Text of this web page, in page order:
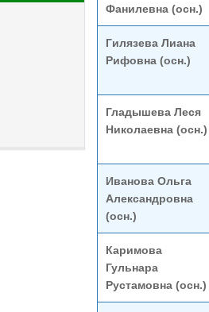
Фанилевна (осн.)
Гилязева Лиана
Рифовна (осн.)
Гладышева Леся
Николаевна (осн.)
Иванова Ольга
Александровна
(осн.)
Каримова
Гульнара
Рустамовна (осн.)